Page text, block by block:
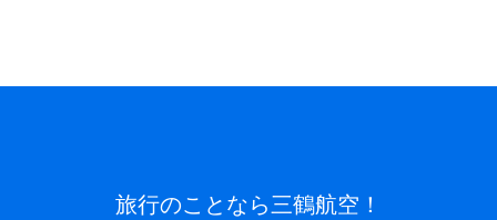
旅行のことなら三鶴航空！